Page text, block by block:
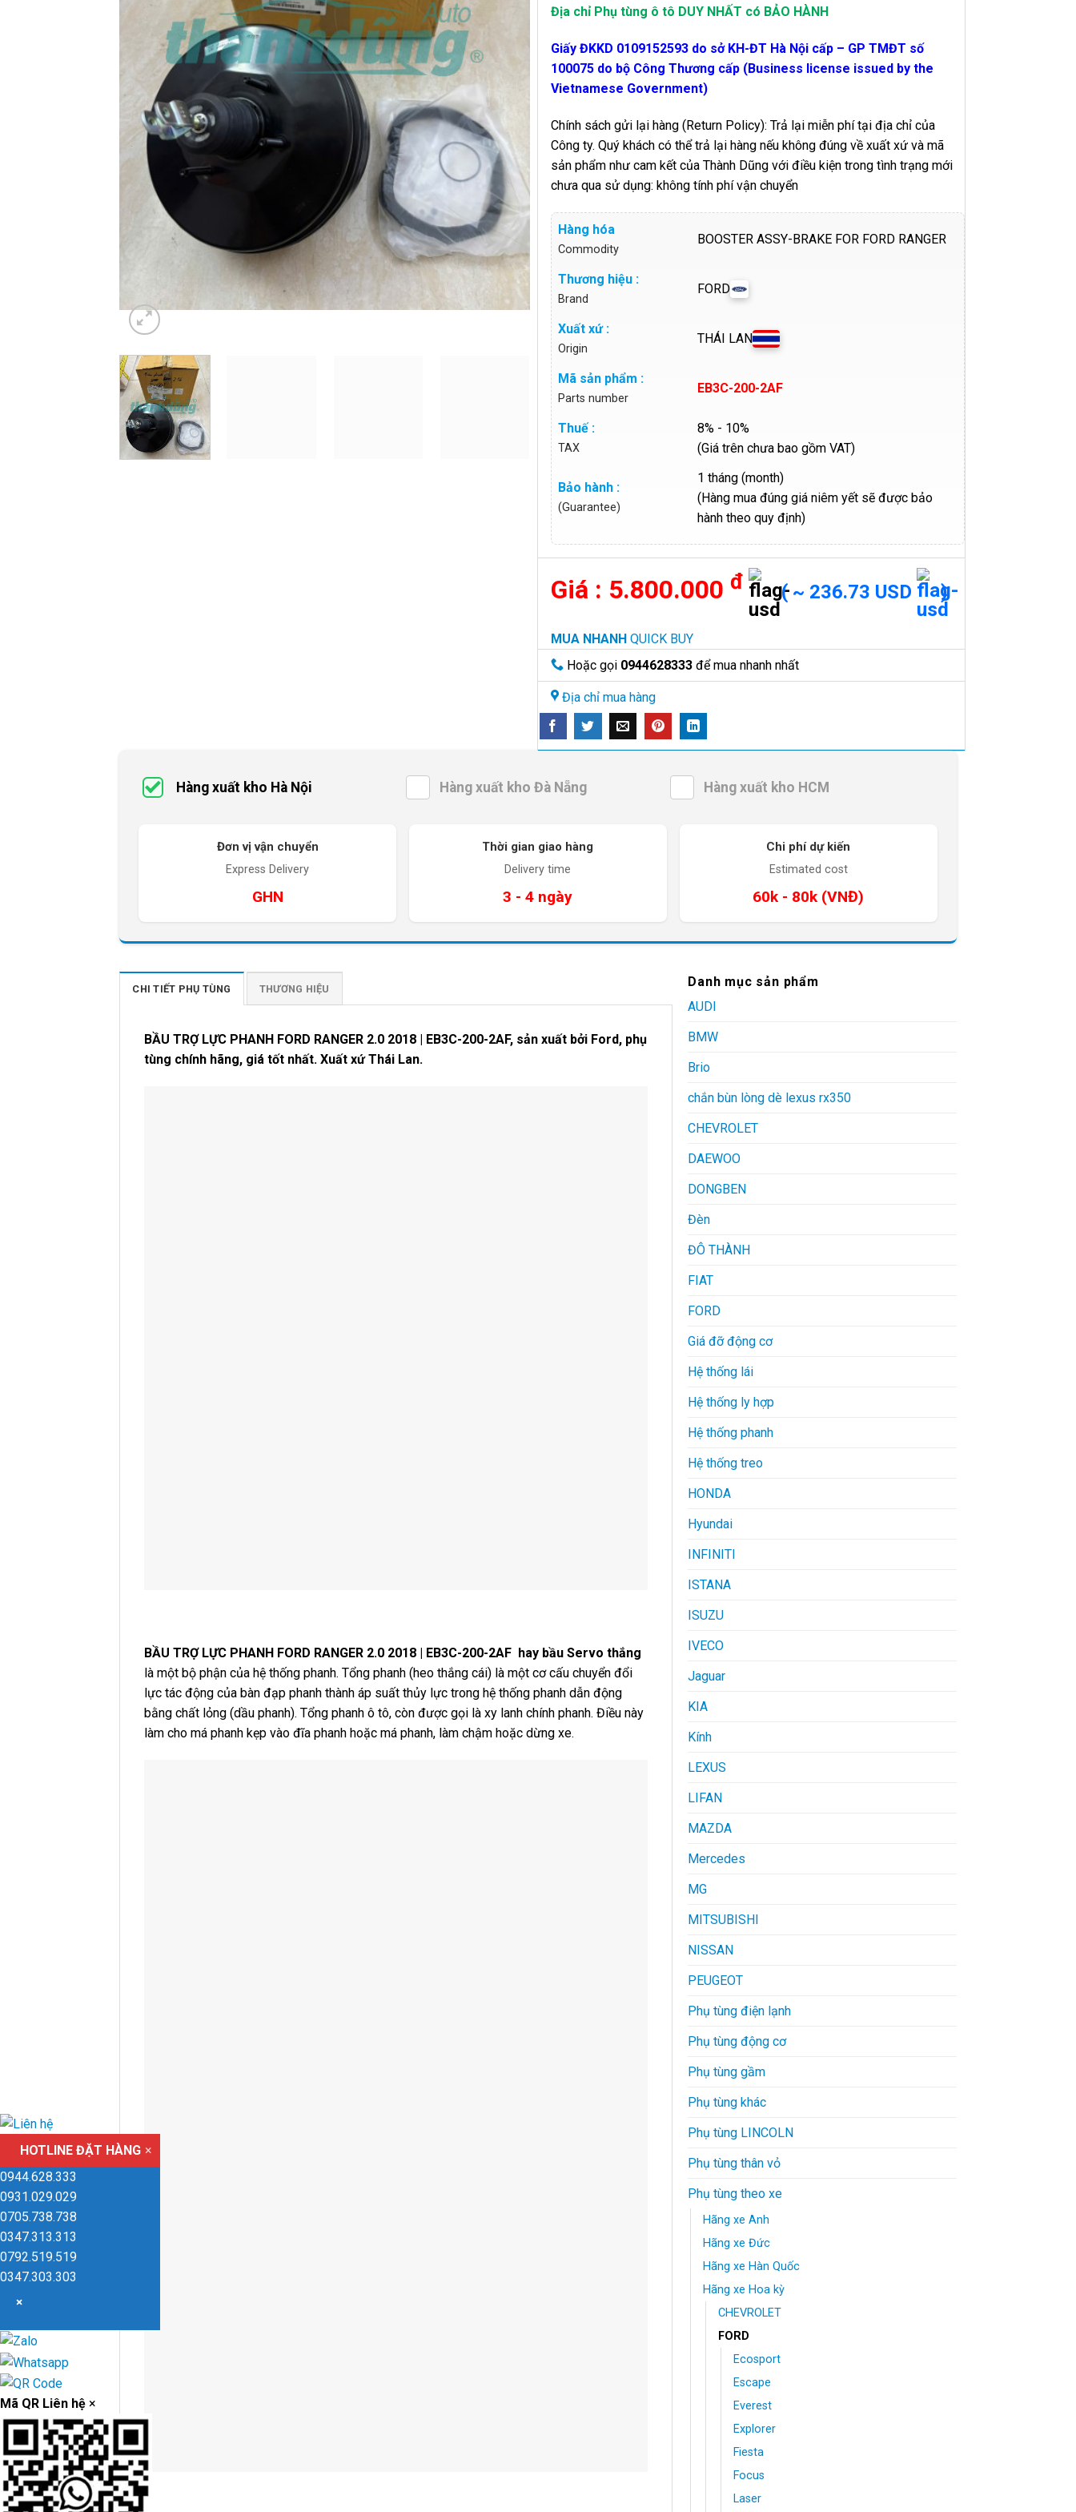
Địa chỉ Phụ tùng ô tô DUY NHẤT có BẢO HÀNH
Giấy ĐKKD 0109152593 do sở KH-ĐT Hà Nội cấp – GP TMĐT số
100075 do bộ Công Thương cấp (Business license issued by the
Vietnamese Government)
Chính sách gửi lại hàng (Return Policy): Trả lại miễn phí tại địa chỉ của
Công ty. Quý khách có thể trả lại hàng nếu không đúng về xuất xứ và mã
sản phẩm như cam kết của Thành Dũng với điều kiện trong tình trạng mới
chưa qua sử dụng: không tính phí vận chuyển
Hàng hóa
Commodity
BOOSTER ASSY-BRAKE FOR FORD RANGER
Thương hiệu :
Brand
FORD
Xuất xứ :
Origin
THÁI LAN
Mã sản phẩm :
Parts number
EB3C-200-2AF
Thuế :
TAX
8% - 10%
(Giá trên chưa bao gồm VAT)
Bảo hành :
(Guarantee)
1 tháng (month)
(Hàng mua đúng giá niêm yết sẽ được bảo
hành theo quy định)
5.800.000 đ ( ~ 236.73 USD )
MUA NHANH QUICK BUY
Hoặc gọi 0944628333 để mua nhanh nhất
Địa chỉ mua hàng
Hàng xuất kho Hà Nội Hàng xuất kho Đà Nẵng Hàng xuất kho HCM
Đơn vị vận chuyển
Express Delivery
GHN
Thời gian giao hàng
Delivery time
3 - 4 ngày
Chi phí dự kiến
Estimated cost
60k - 80k (VNĐ)
CHI TIẾT PHỤ TÙNG THƯƠNG HIỆU
BẦU TRỢ LỰC PHANH FORD RANGER 2.0 2018 | EB3C-200-2AF, sản xuất bởi Ford, phụ
tùng chính hãng, giá tốt nhất. Xuất xứ Thái Lan.
BẦU TRỢ LỰC PHANH FORD RANGER 2.0 2018 | EB3C-200-2AF hay bầu Servo thắng
là một bộ phận của hệ thống phanh. Tổng phanh (heo thắng cái) là một cơ cấu chuyển đổi
lực tác động của bàn đạp phanh thành áp suất thủy lực trong hệ thống phanh dẫn động
bằng chất lỏng (dầu phanh). Tổng phanh ô tô, còn được gọi là xy lanh chính phanh. Điều này
làm cho má phanh kẹp vào đĩa phanh hoặc má phanh, làm chậm hoặc dừng xe.
Danh mục sản phẩm
AUDI
BMW
Brio
chắn bùn lòng dè lexus rx350
CHEVROLET
DAEWOO
DONGBEN
Đèn
ĐÔ THÀNH
FIAT
FORD
Giá đỡ động cơ
Hệ thống lái
Hệ thống ly hợp
Hệ thống phanh
Hệ thống treo
HONDA
Hyundai
INFINITI
ISTANA
ISUZU
IVECO
Jaguar
KIA
Kính
LEXUS
LIFAN
MAZDA
Mercedes
MG
MITSUBISHI
NISSAN
PEUGEOT
Phụ tùng điện lạnh
Phụ tùng động cơ
Phụ tùng gầm
Phụ tùng khác
Phụ tùng LINCOLN
Phụ tùng thân vỏ
Phụ tùng theo xe
Hãng xe Anh
Hãng xe Đức
Hãng xe Hàn Quốc
Hãng xe Hoa kỳ
CHEVROLET
FORD
Ecosport
Escape
Everest
Explorer
Fiesta
Focus
Laser
HOTLINE ĐẶT HÀNG ×
0944.628.333
0931.029.029
0705.738.738
0347.313.313
0792.519.519
0347.303.303
×
Mã QR Liên hệ ×